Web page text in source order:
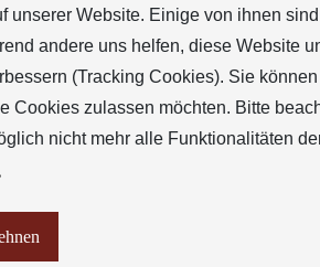
unserer Website. Einige von ihnen
andere uns helfen, diese Website
(Tracking Cookies). Sie
Cookies zulassen möchten. Bitte
nicht mehr alle Funktionalitäten